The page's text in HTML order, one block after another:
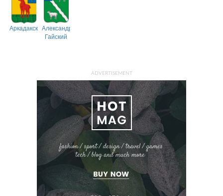
АркадакскийАлександрово-
Гайский
ADVERTISEMENT